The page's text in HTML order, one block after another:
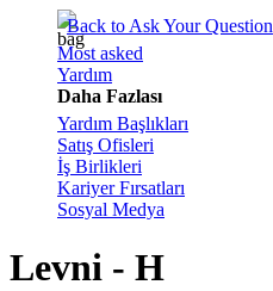
Back to Ask Your Question
Most asked
Yardım
Daha Fazlası
Yardım Başlıkları
Satış Ofisleri
İş Birlikleri
Kariyer Fırsatları
Sosyal Medya
Levni - H